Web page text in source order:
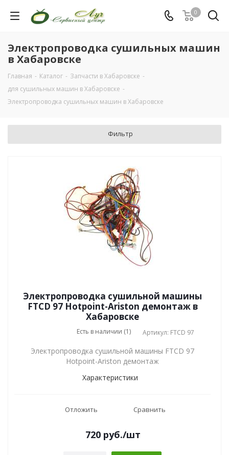
0
Электропроводка сушильных машин
в Хабаровске
Главная - Каталог - Запчасти в Хабаровске -
для сушильных машин в Хабаровске -
Электропроводка сушильных машин в Хабаровске
Фильтр
Электропроводка сушильной машины
FTCD 97 Hotpoint-Ariston демонтаж в
Хабаровске
Есть в наличии (1) Артикул: FTCD 97
Электропроводка сушильной машины FTCD 97
Hotpoint-Ariston демонтаж
Характеристики
Отложить Сравнить
720руб./шт